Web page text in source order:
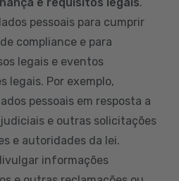
pessoais para cumprir
compliance e para
legais e eventos
legais. Por exemplo,
pessoais em resposta a
e outras solicitações
e autoridades da lei.
informações